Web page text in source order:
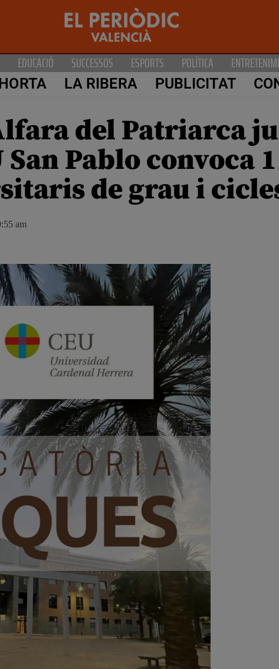
EDUCACIÓ SUCCESSOS ESPORTS POLÍTICA
LA RIBERA PUBLICITAT
del Patriarca
San Pablo convoca
de grau i
am